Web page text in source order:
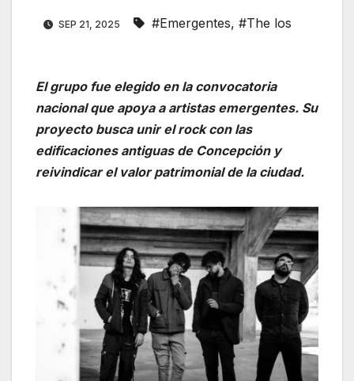
SEP 21, 2025 #Emergentes, #The los
El grupo fue elegido en la convocatoria
nacional que apoya a artistas emergentes. Su
proyecto busca unir el rock con las
edificaciones antiguas de Concepción y
reivindicar el valor patrimonial de la ciudad.